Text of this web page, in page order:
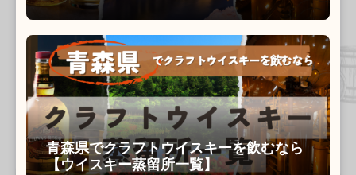
青森県でクラフトウイスキーを飲むなら
【ウイスキー蒸留所一覧】